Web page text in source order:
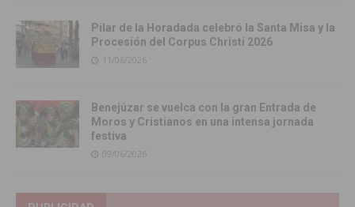
Pilar de la Horadada celebró la Santa Misa y la
Procesión del Corpus Christi 2026
11/06/2026
Benejúzar se vuelca con la gran Entrada de
Moros y Cristianos en una intensa jornada
festiva
09/06/2026